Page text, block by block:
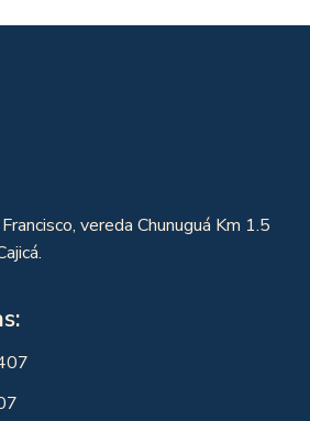
vereda Chunuguá Km 1.5